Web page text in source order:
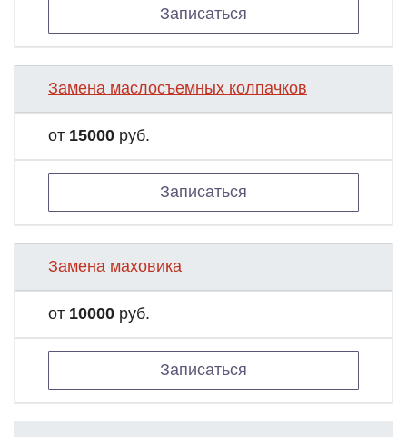
Записаться
Замена маслосъемных колпачков
от 15000 руб.
Записаться
Замена маховика
от 10000 руб.
Записаться